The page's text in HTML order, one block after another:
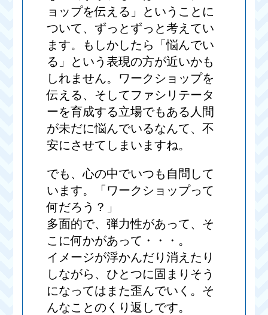
ョップを伝える」ということに
ついて、ずっとずっと考えてい
ます。もしかしたら「悩んでい
る」という表現の方が近いかも
しれません。ワークショップを
伝える、そしてファシリテータ
ーを育成する立場でもある人間
が未だに悩んでいるなんて、不
安にさせてしまいますね。
でも、心の中でいつも自問して
います。「ワークショップって
何だろう？」
多面的で、弾力性があって、そ
こに何かがあって・・・。
イメージが浮かんだり消えたり
しながら、ひとつに固まりそう
になってはまた歪んでいく。そ
んなことのくり返しです。